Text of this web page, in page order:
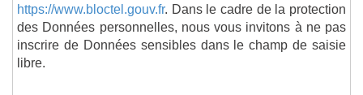
https://www.bloctel.gouv.fr. Dans le cadre de la protection
des Données personnelles, nous vous invitons à ne pas
inscrire de Données sensibles dans le champ de saisie
libre.